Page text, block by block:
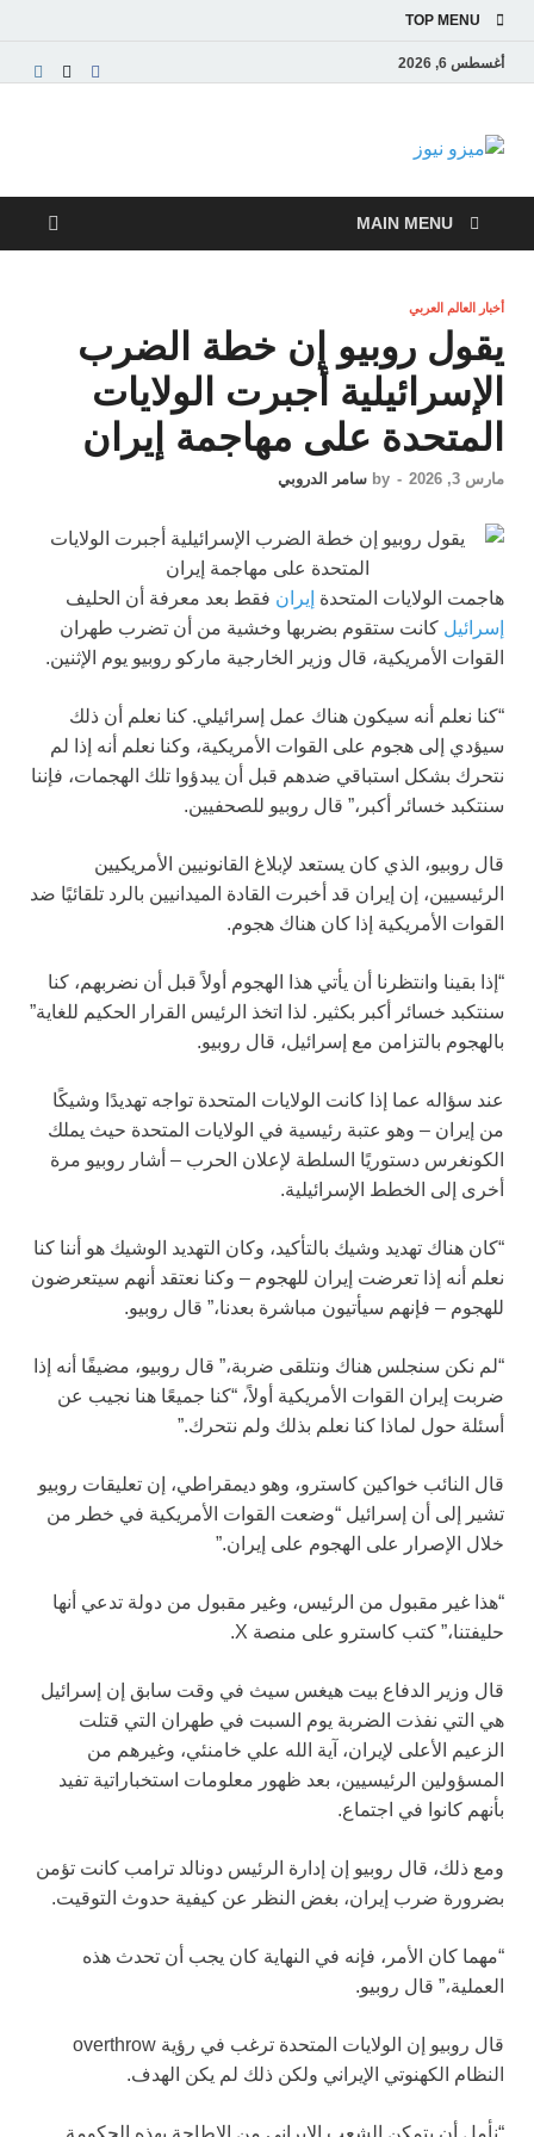
TOP MENU
أغسطس 6, 2026
ميزو نيوز
والاقتصادية
MAIN MENU
أخبار العالم العربي
يقول روبيو إن خطة الضرب
الإسرائيلية أجبرت الولايات
المتحدة على مهاجمة إيران
مارس 3, 2026 -
by سامر الدروبي
هاجمت الولايات المتحدة إيران فقط بعد معرفة أن الحليف
إسرائيل كانت ستقوم بضربها وخشية من أن تضرب طهران
القوات الأمريكية، قال وزير الخارجية ماركو روبيو يوم الإثنين.
“كنا نعلم أنه سيكون هناك عمل إسرائيلي. كنا نعلم أن ذلك
سيؤدي إلى هجوم على القوات الأمريكية، وكنا نعلم أنه إذا لم
نتحرك بشكل استباقي ضدهم قبل أن يبدؤوا تلك الهجمات، فإننا
سنتكبد خسائر أكبر،” قال روبيو للصحفيين.
قال روبيو، الذي كان يستعد لإبلاغ القانونيين الأمريكيين
الرئيسيين، إن إيران قد أخبرت القادة الميدانيين بالرد تلقائيًا ضد
القوات الأمريكية إذا كان هناك هجوم.
“إذا بقينا وانتظرنا أن يأتي هذا الهجوم أولاً قبل أن نضربهم، كنا
سنتكبد خسائر أكبر بكثير. لذا اتخذ الرئيس القرار الحكيم للغاية”
بالهجوم بالتزامن مع إسرائيل، قال روبيو.
عند سؤاله عما إذا كانت الولايات المتحدة تواجه تهديدًا وشيكًا
من إيران – وهو عتبة رئيسية في الولايات المتحدة حيث يملك
الكونغرس دستوريًا السلطة لإعلان الحرب – أشار روبيو مرة
أخرى إلى الخطط الإسرائيلية.
“كان هناك تهديد وشيك بالتأكيد، وكان التهديد الوشيك هو أننا كنا
نعلم أنه إذا تعرضت إيران للهجوم – وكنا نعتقد أنهم سيتعرضون
للهجوم – فإنهم سيأتيون مباشرة بعدنا،” قال روبيو.
“لم نكن سنجلس هناك ونتلقى ضربة،” قال روبيو، مضيفًا أنه إذا
ضربت إيران القوات الأمريكية أولاً، “كنا جميعًا هنا نجيب عن
أسئلة حول لماذا كنا نعلم بذلك ولم نتحرك.”
قال النائب خواكين كاسترو، وهو ديمقراطي، إن تعليقات روبيو
تشير إلى أن إسرائيل “وضعت القوات الأمريكية في خطر من
خلال الإصرار على الهجوم على إيران.”
“هذا غير مقبول من الرئيس، وغير مقبول من دولة تدعي أنها
حليفتنا،” كتب كاسترو على منصة X.
قال وزير الدفاع بيت هيغس سيث في وقت سابق إن إسرائيل
هي التي نفذت الضربة يوم السبت في طهران التي قتلت
الزعيم الأعلى لإيران، آية الله علي خامنئي، وغيرهم من
المسؤولين الرئيسيين، بعد ظهور معلومات استخباراتية تفيد
بأنهم كانوا في اجتماع.
ومع ذلك، قال روبيو إن إدارة الرئيس دونالد ترامب كانت تؤمن
بضرورة ضرب إيران، بغض النظر عن كيفية حدوث التوقيت.
“مهما كان الأمر، فإنه في النهاية كان يجب أن تحدث هذه
العملية،” قال روبيو.
قال روبيو إن الولايات المتحدة ترغب في رؤية overthrow
النظام الكهنوتي الإيراني ولكن ذلك لم يكن الهدف.